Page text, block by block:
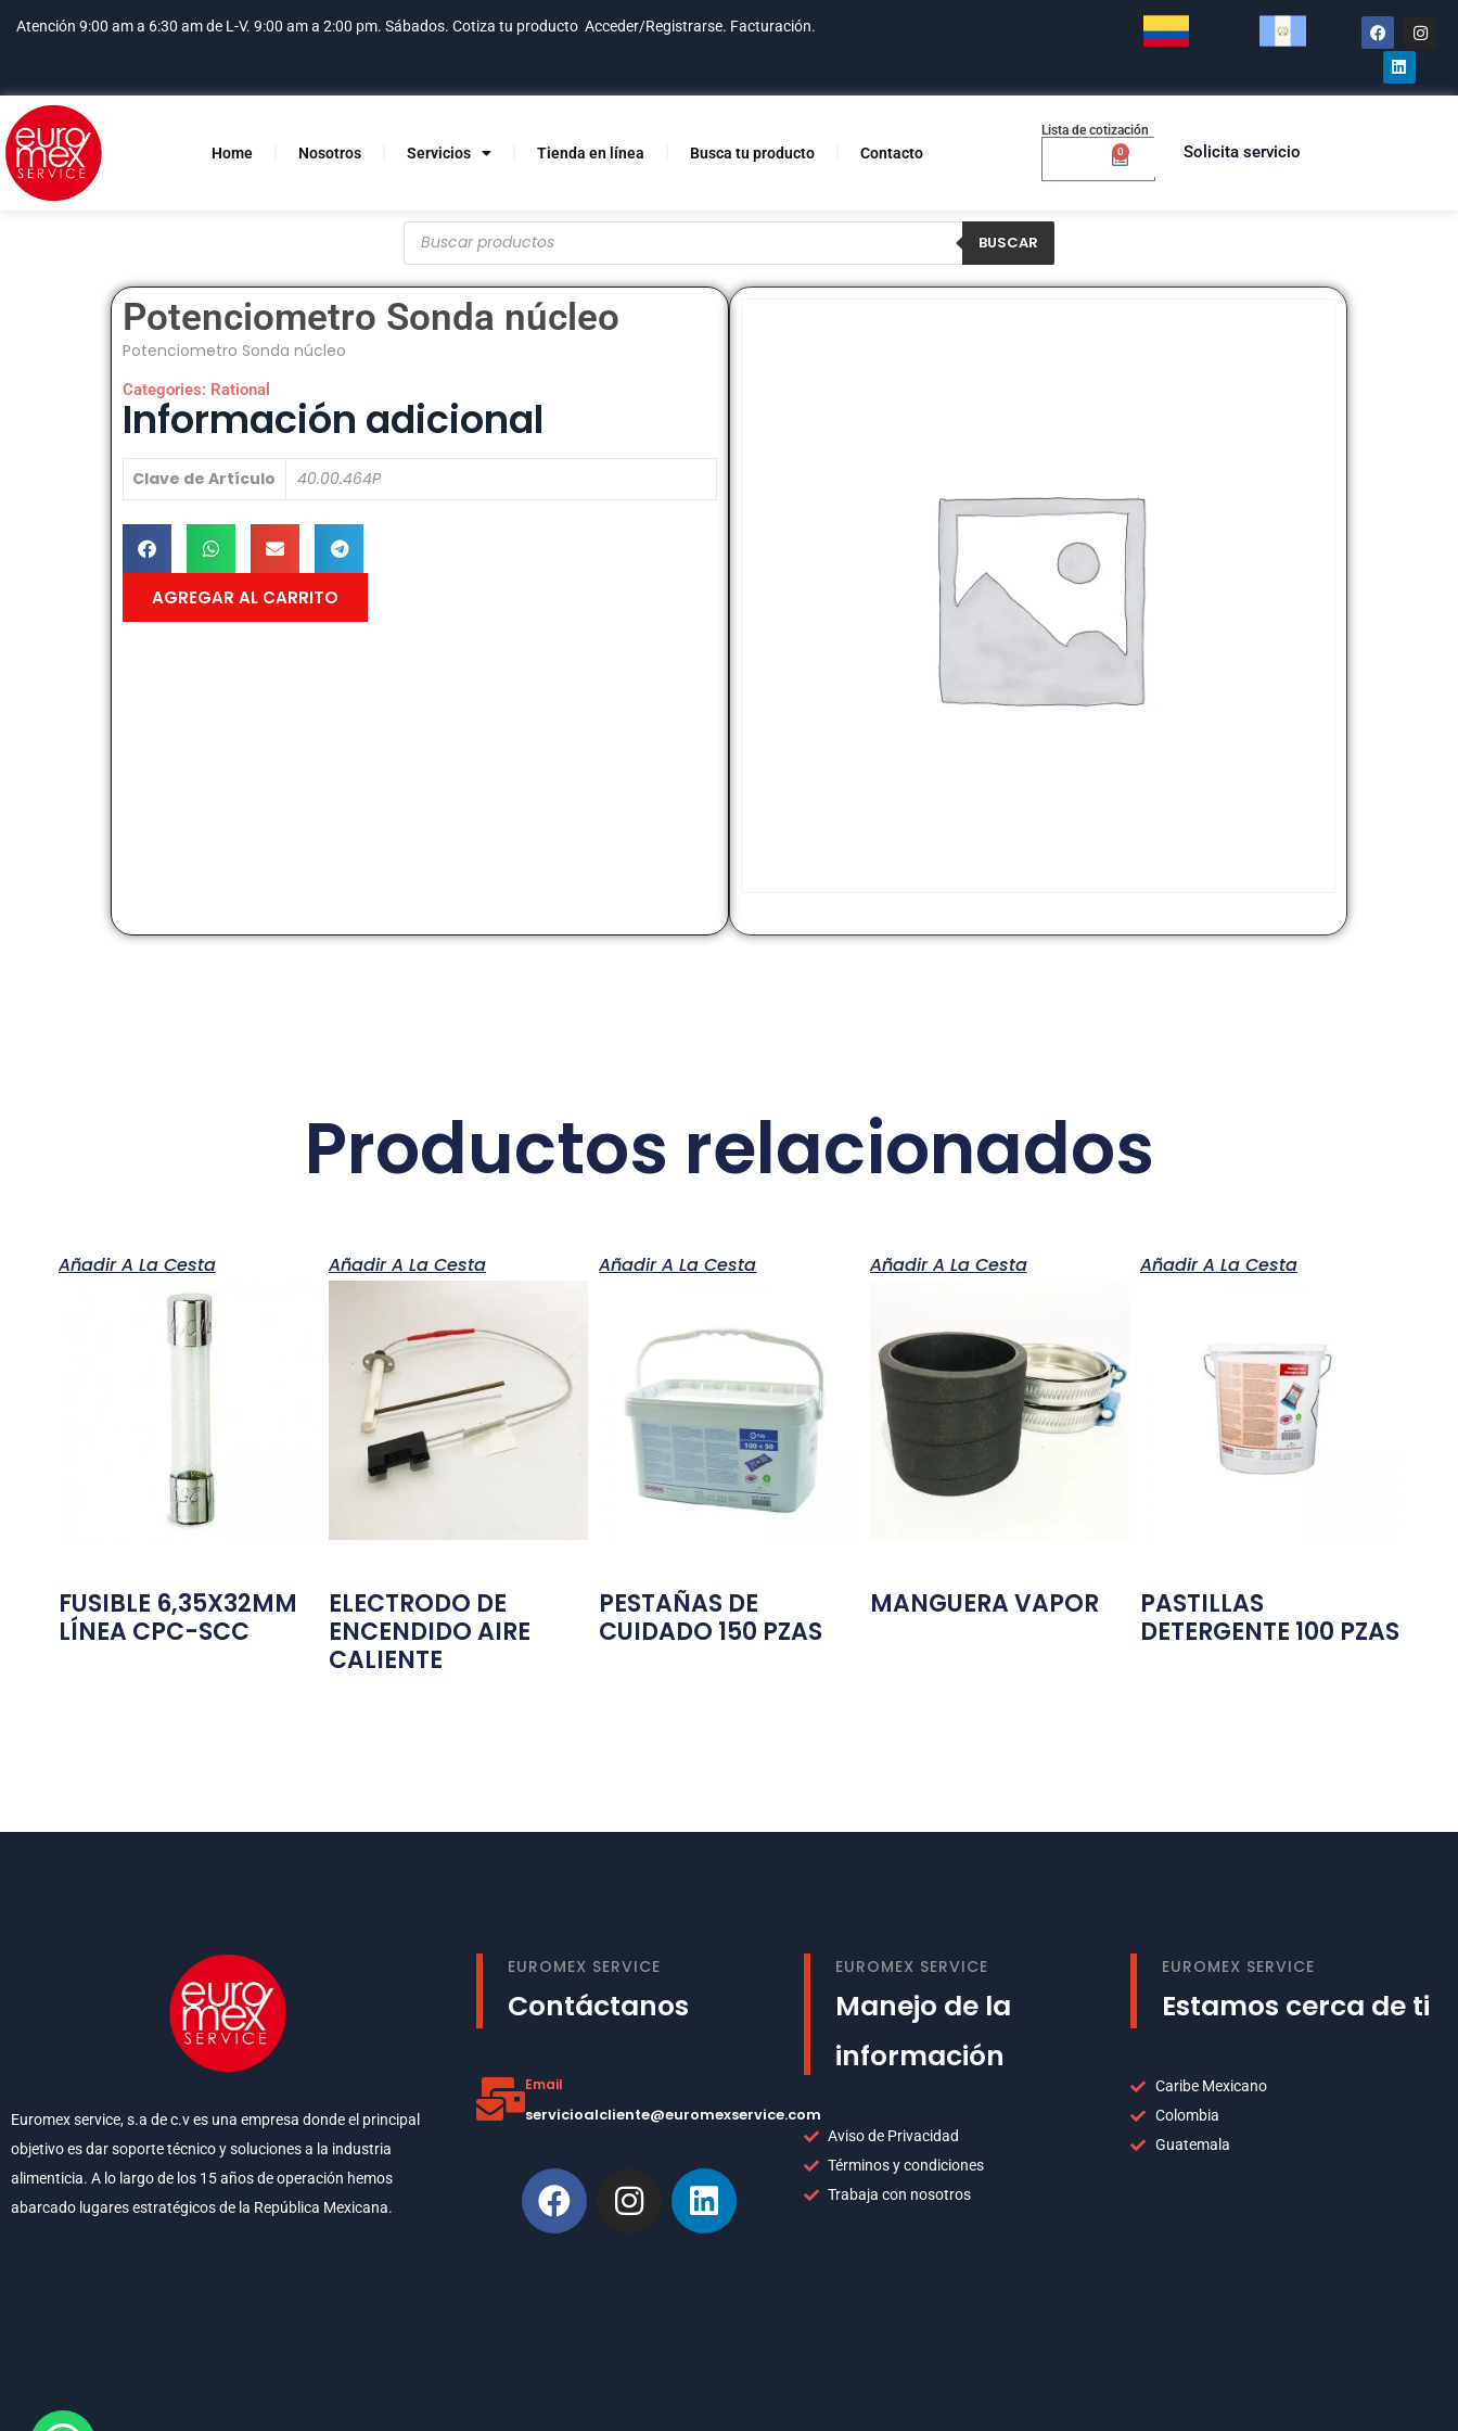
Atención 9:00 am a 6:30 am de L-V. 9:00 am a 2:00 pm. Sábados. Cotiza tu producto Acceder/Registrarse. Facturación.
Home Nosotros Servicios Tienda en línea Busca tu producto Contacto
Lista de cotización
0 Solicita servicio
BUSCAR
Potenciometro Sonda núcleo
Potenciometro Sonda núcleo
Categories: Rational
Información adicional
Clave de Artículo 40.00.464P
AGREGAR AL CARRITO
Productos relacionados
Añadir A La Cesta
FUSIBLE 6,35X32MM
LÍNEA CPC-SCC
Añadir A La Cesta
ELECTRODO DE
ENCENDIDO AIRE
CALIENTE
Añadir A La Cesta
PESTAÑAS DE
CUIDADO 150 PZAS
Añadir A La Cesta
MANGUERA VAPOR
Añadir A La Cesta
PASTILLAS
DETERGENTE 100 PZAS
Euromex service, s.a de c.v es una empresa donde el principal
objetivo es dar soporte técnico y soluciones a la industria
alimenticia. A lo largo de los 15 años de operación hemos
abarcado lugares estratégicos de la República Mexicana.
EUROMEX SERVICE
Contáctanos
Email
servicioalcliente@euromexservice.com
EUROMEX SERVICE
Manejo de la
información
Aviso de Privacidad
Términos y condiciones
Trabaja con nosotros
EUROMEX SERVICE
Estamos cerca de ti
Caribe Mexicano
Colombia
Guatemala